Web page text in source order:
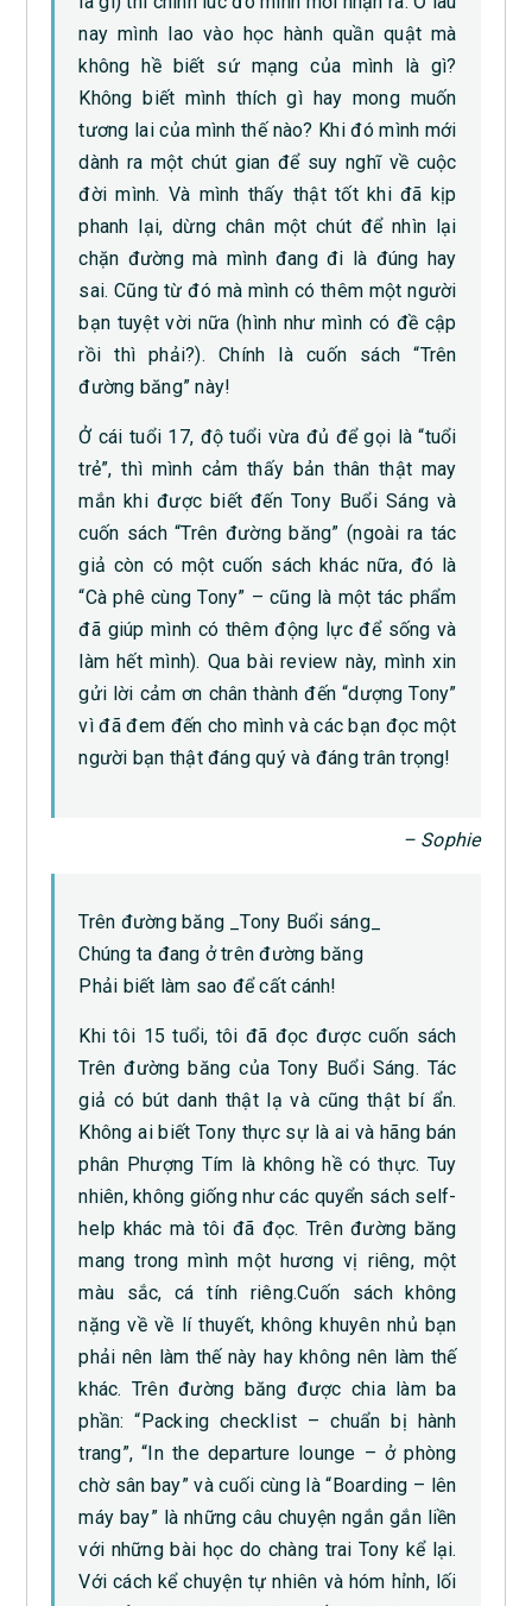
nay mình lao vào học hành quần quật mà
không hề biết sứ mạng của mình là gì?
Không biết mình thích gì hay mong muốn
tương lai của mình thế nào? Khi đó mình mới
dành ra một chút gian để suy nghĩ về cuộc
đời mình. Và mình thấy thật tốt khi đã kịp
phanh lại, dừng chân một chút để nhìn lại
chặn đường mà mình đang đi là đúng hay
sai. Cũng từ đó mà mình có thêm một người
bạn tuyệt vời nữa (hình như mình có đề cập
rồi thì phải?). Chính là cuốn sách “Trên
đường băng” này!
Ở cái tuổi 17, độ tuổi vừa đủ để gọi là “tuổi
trẻ”, thì mình cảm thấy bản thân thật may
mắn khi được biết đến Tony Buổi Sáng và
cuốn sách “Trên đường băng” (ngoài ra tác
giả còn có một cuốn sách khác nữa, đó là
“Cà phê cùng Tony” – cũng là một tác phẩm
đã giúp mình có thêm động lực để sống và
làm hết mình). Qua bài review này, mình xin
gửi lời cảm ơn chân thành đến “dượng Tony”
vì đã đem đến cho mình và các bạn đọc một
người bạn thật đáng quý và đáng trân trọng!
– Sophie
Trên đường băng _Tony Buổi sáng_
Chúng ta đang ở trên đường băng
Phải biết làm sao để cất cánh!
Khi tôi 15 tuổi, tôi đã đọc được cuốn sách
Trên đường băng của Tony Buổi Sáng. Tác
giả có bút danh thật lạ và cũng thật bí ẩn.
Không ai biết Tony thực sự là ai và hãng bán
phân Phượng Tím là không hề có thực. Tuy
nhiên, không giống như các quyển sách self-
help khác mà tôi đã đọc. Trên đường băng
mang trong mình một hương vị riêng, một
màu sắc, cá tính riêng.Cuốn sách không
nặng về về lí thuyết, không khuyên nhủ bạn
phải nên làm thế này hay không nên làm thế
khác. Trên đường băng được chia làm ba
phần: “Packing checklist – chuẩn bị hành
trang”, “In the departure lounge – ở phòng
chờ sân bay” và cuối cùng là “Boarding – lên
máy bay” là những câu chuyện ngắn gắn liền
với những bài học do chàng trai Tony kể lại.
Với cách kể chuyện tự nhiên và hóm hỉnh, lối